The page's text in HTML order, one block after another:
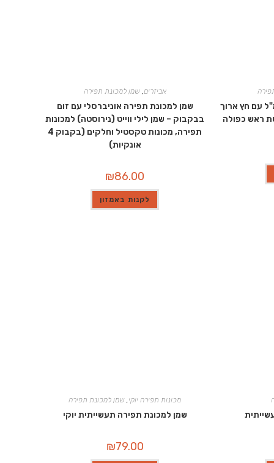
לבן למכונת תפירה 30 מ"ל עם חץ ארוך
אביזרים ,שמן למכונת תפירה
שמן למכונת תפירה אוניברסלי עם זום
בבקבוק – שמן לילי ווייט (נירוסטה) למכונות
תפירה, מכונות טקסטיל וחלקים (בקבוק 4
אונקיות)
₪86.00
לקנות באמזון
מכונות תפירה יוקי, שמן למכונת תפירה
שמן למכונת תפירה תעשייתית יוקי
₪79.00